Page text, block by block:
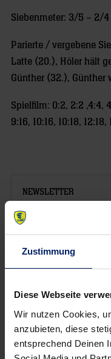
Zustimmung
Diese Webseite
Wir nutzen Cookies,
anzubieten, diese
entsprechend Deinen
Siebenmeter: 3/5 – 2/4
Parierte / vergebene
Latte (20.), Höler hält
Günther (32.), Günther
Spielfilm: 0:2, 2:2 ,4:4,
9:16, 10:16, 10:18,
NEWSLETTER